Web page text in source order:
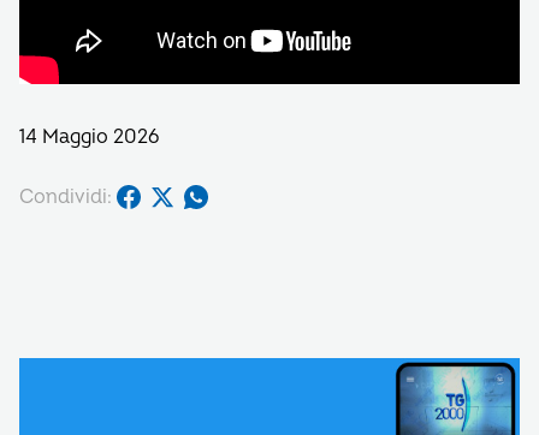
14 Maggio 2026
Condividi: